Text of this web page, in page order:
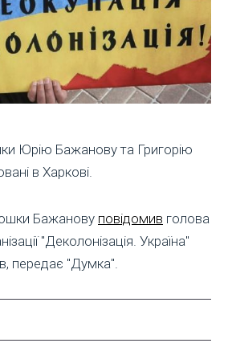
Юрію Бажанову та Григорію
в Харкові.
Бажанову повідомив голова
"Деколонізація. Україна"
передає "Думка".